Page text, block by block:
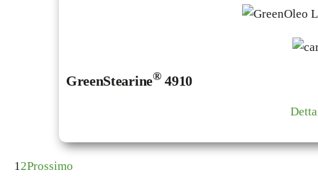
GreenStearine®4910
12Prossimo